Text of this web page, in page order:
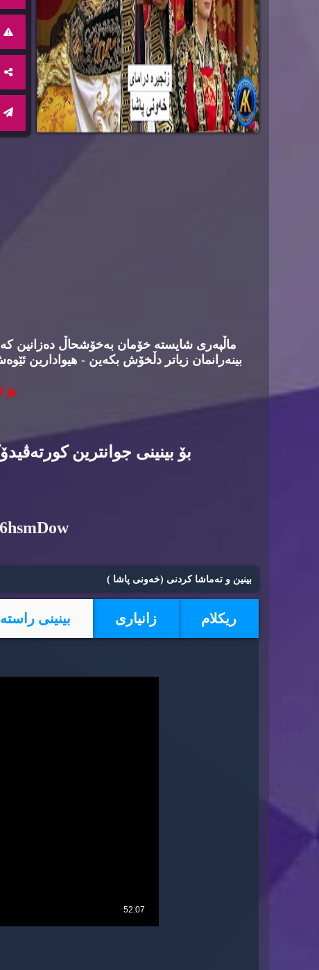
ماڵپه‌ری شایسته‌ خۆمان به‌خۆشحاڵ ده‌زانین
بینه‌رانمان زیاتر دڵخۆش بكه‌ین - هیوادارین
بۆ
بۆ بینینی جوانترین
بینین و ته‌ماشا كردنی (خه‌ونی پاشا )
ریكلام زانیاری بینینی